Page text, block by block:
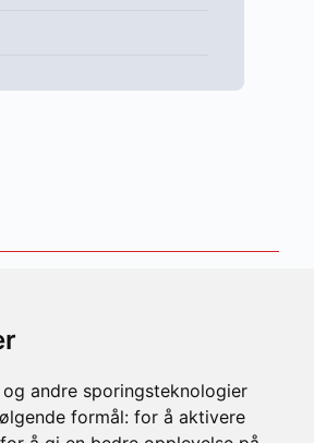
andre sporingsteknologier
formål: for å aktivere
LinkedIn